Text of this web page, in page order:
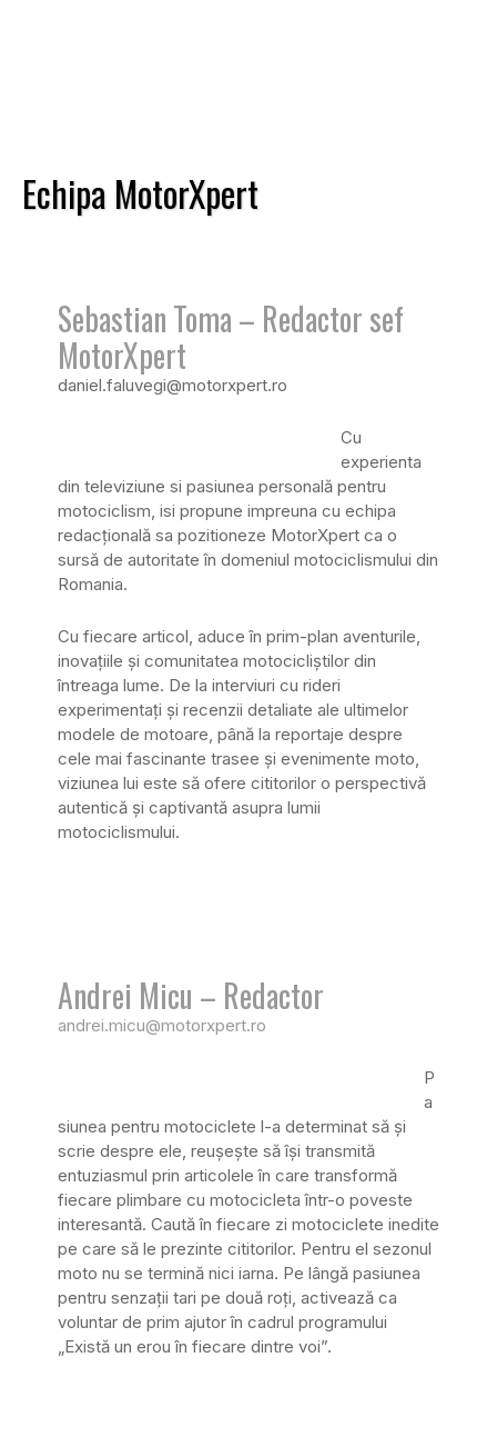
Echipa MotorXpert
Sebastian Toma – Redactor sef
MotorXpert
daniel.faluvegi@motorxpert.ro
Cu
experienta
din televiziune si pasiunea personală pentru
motociclism, isi propune impreuna cu echipa
redacțională sa pozitioneze MotorXpert ca o
sursă de autoritate în domeniul motociclismului din
Romania.
Cu fiecare articol, aduce în prim-plan aventurile,
inovațiile și comunitatea motocicliștilor din
întreaga lume. De la interviuri cu rideri
experimentați și recenzii detaliate ale ultimelor
modele de motoare, până la reportaje despre
cele mai fascinante trasee și evenimente moto,
viziunea lui este să ofere cititorilor o perspectivă
autentică și captivantă asupra lumii
motociclismului.
Andrei Micu – Redactor
andrei.micu@motorxpert.ro
P
a
siunea pentru motociclete l-a determinat să și
scrie despre ele, reușește să își transmită
entuziasmul prin articolele în care transformă
fiecare plimbare cu motocicleta într-o poveste
interesantă. Caută în fiecare zi motociclete inedite
pe care să le prezinte cititorilor. Pentru el sezonul
moto nu se termină nici iarna. Pe lângă pasiunea
pentru senzații tari pe două roți, activează ca
voluntar de prim ajutor în cadrul programului
„Există un erou în fiecare dintre voi”.